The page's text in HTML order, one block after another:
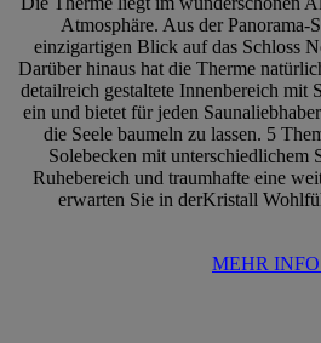
Atmosphäre. Aus der Panorama-
einzigartigen Blick auf das Schloss
Darüber hinaus hat die Therme
detailreich gestaltete Innenbereich mit
ein und bietet für jeden
die Seele baumeln zu lassen. 5
Solebecken mit unterschiedlichem
Ruhebereich und traumhafte eine
erwarten Sie in derKristall
MEHR